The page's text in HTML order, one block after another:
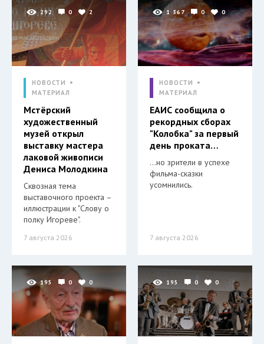
292 0 2
НОВОСТИ
МАТЕРИАЛ
Мстёрский
художественный
музей открыл
выставку мастера
лаковой живописи
Дениса Молодкина
Сквозная тема
выставочного проекта –
иллюстрации к "Слову о
полку Игореве".
7 августа 2026
1 367 0 0
НОВОСТИ
МАТЕРИАЛ
ЕАИС сообщила о
рекордных сборах
"Колобка" за первый
день проката…
…но зрители в успехе
фильма-сказки
усомнились.
7 августа 2026
195 0 0 195 0 0